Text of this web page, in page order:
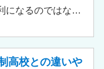
になるのではない
うか。 結論とし
高校との違いや